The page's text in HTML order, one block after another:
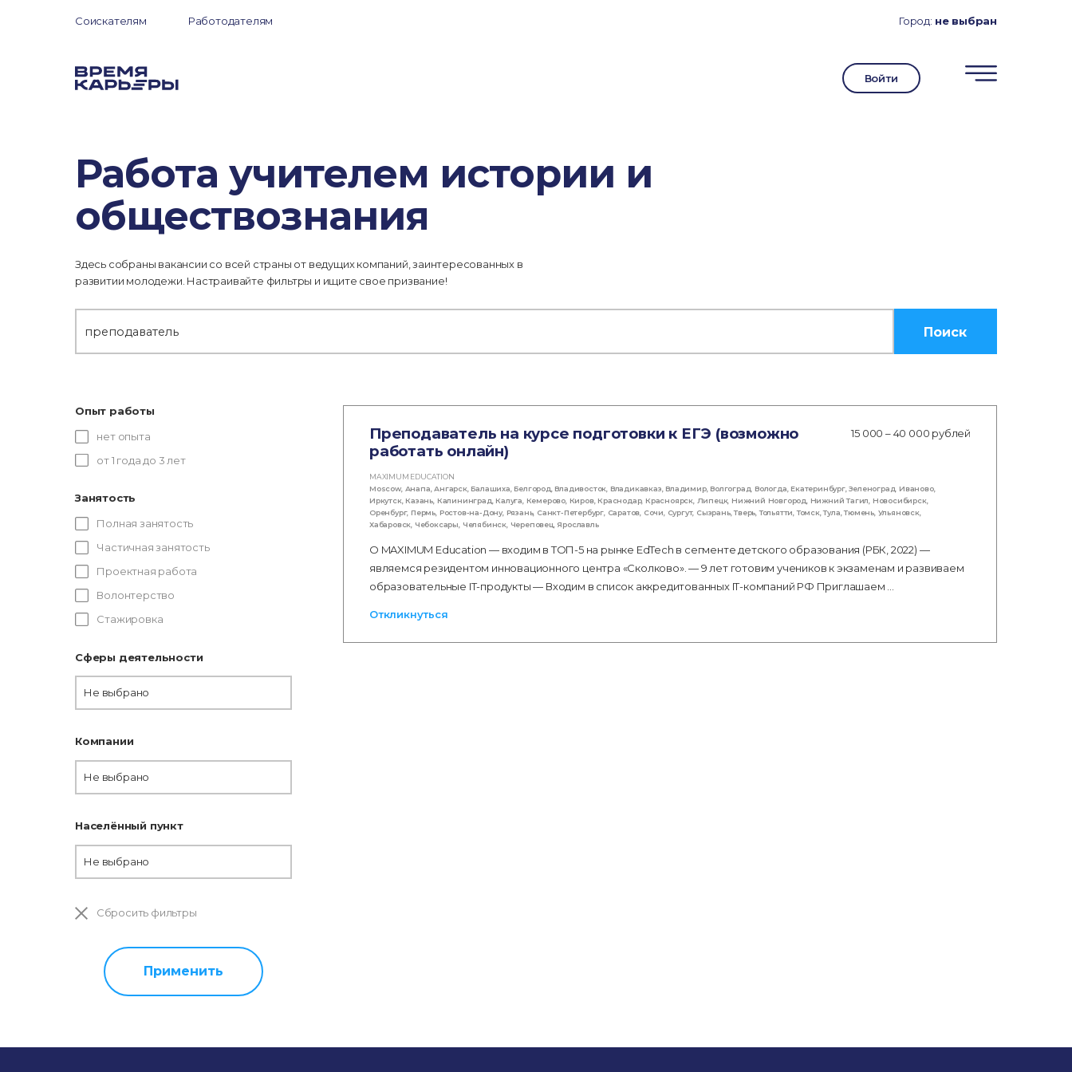
Соискателям Работодателям Город: не выбран
Войти
Работа учителем истории и
обществознания
Здесь собраны вакансии со всей страны от ведущих компаний, заинтересованных в
развитии молодежи. Настраивайте фильтры и ищите свое призвание!
Поиск
Опыт работы
нет опыта
от 1 года до 3 лет
Занятость
Полная занятость
Частичная занятость
Проектная работа
Волонтерство
Стажировка
Сферы деятельности
Не выбрано
Компании
Не выбрано
Населённый пункт
Не выбрано
Сбросить фильтры
Применить
Преподаватель на курсе подготовки к ЕГЭ (возможно
работать онлайн)
15 000 – 40 000 рублей
MAXIMUM EDUCATION
Moscow, Анапа ,Ангарск, Балашиха Белгород Владивосток Владикавказ Владимир, Волгоград Вологда Екатеринбург,Зеленоград Иваново,
Иркутск, Казань Калининград Калуга Кемерово, Киров, Краснодар, Красноярск Липецк, Нижний Новгород Нижний Тагил Новосибирск,
Оренбург, Пермь Ростов-на-Дону, Рязань, Санкт-Петербург, Саратов Сочи Сургут, Сызрань,Тверь ,Тольятти ,Томск,Тула ,Тюмень Ульяновск,
Хабаровск Чебоксары Челябинск, Череповец Ярославль
О MAXIMUM Education — входим в ТОП-5 на рынке EdTech в сегменте детского образования (РБК, 2022) —
являемся резидентом инновационного центра «Сколково». — 9 лет готовим учеников к экзаменам и развиваем
образовательные IT-продукты — Входим в список аккредитованных IT-компаний РФ Приглашаем …
Откликнуться